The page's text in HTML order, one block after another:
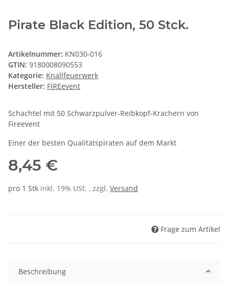
Pirate Black Edition, 50 Stck.
Artikelnummer: KN030-016
GTIN: 9180008090553
Kategorie: Knallfeuerwerk
Hersteller: FIREevent
Schachtel mit 50 Schwarzpulver-Reibkopf-Krachern von
Fireevent
Einer der besten Qualitätspiraten auf dem Markt
8,45 €
pro 1 Stk inkl. 19% USt. , zzgl. Versand
Frage zum Artikel
Beschreibung